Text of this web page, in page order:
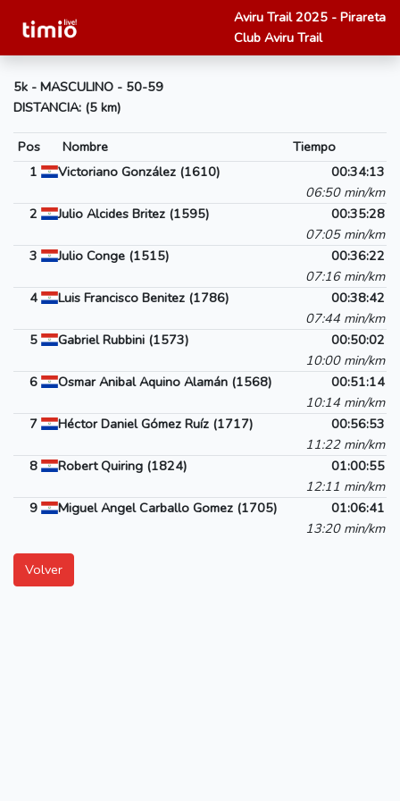
Aviru Trail 2025 - Pirareta
Club Aviru Trail
5k - MASCULINO - 50-59
DISTANCIA: (5 km)
Pos Nombre
Tiempo
1
Victoriano González (1610)
00:34:13
06:50 min/km
2
Julio Alcides Britez (1595)
00:35:28
07:05 min/km
3
Julio Conge (1515)
00:36:22
07:16 min/km
4
Luis Francisco Benitez (1786)
00:38:42
07:44 min/km
5
Gabriel Rubbini (1573)
00:50:02
10:00 min/km
6
Osmar Anibal Aquino Alamán (1568)
00:51:14
10:14 min/km
7
Héctor Daniel Gómez Ruíz (1717)
00:56:53
11:22 min/km
8
Robert Quiring (1824)
01:00:55
12:11 min/km
9
Miguel Angel Carballo Gomez (1705)
01:06:41
13:20 min/km
Volver